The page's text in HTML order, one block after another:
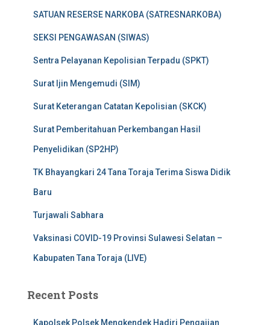
SATUAN RESERSE NARKOBA (SATRESNARKOBA)
SEKSI PENGAWASAN (SIWAS)
Sentra Pelayanan Kepolisian Terpadu (SPKT)
Surat Ijin Mengemudi (SIM)
Surat Keterangan Catatan Kepolisian (SKCK)
Surat Pemberitahuan Perkembangan Hasil
Penyelidikan (SP2HP)
TK Bhayangkari 24 Tana Toraja Terima Siswa Didik
Baru
Turjawali Sabhara
Vaksinasi COVID-19 Provinsi Sulawesi Selatan –
Kabupaten Tana Toraja (LIVE)
Recent Posts
Kapolsek Polsek Mengkendek Hadiri Pengajian